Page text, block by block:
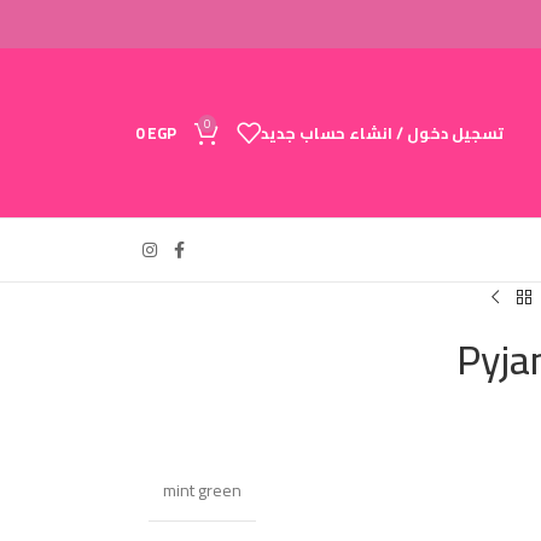
تسجيل دخول / انشاء حساب جديد 0
0EGP
mint green